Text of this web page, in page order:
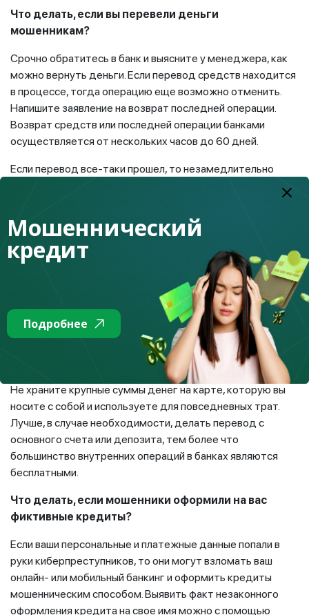
Что делать, если вы перевели деньги
мошенникам?
Срочно обратитесь в банк и выясните у менеджера, как
можно вернуть деньги. Если перевод средств находится
в процессе, тогда операцию еще возможно отменить.
Напишите заявление на возврат последней операции.
Возврат средств или последней операции банками
осуществляется от нескольких часов до 60 дней.
Если перевод все-таки прошел, то незамедлительно
со статьей 9 ГК РК обратиться с исковым заявлением в
суд на мошеннические действия третьих лиц.
Также знайте, что технические платежи банков хорошо
защищены. Основной упор мошенники делают не на взлом
технической безопасности банков, а на доверчивости
граждан. Подключите SMS или push-оповещения, чтобы
отследить все операции по счетам. Так вы сможете
оперативно отреагировать на действия мошенников, а
время в этом случае очень важно.
Не храните крупные суммы денег на карте, которую вы
носите с собой и используете для повседневных трат.
Лучше, в случае необходимости, делать перевод с
основного счета или депозита, тем более что
большинство внутренних операций в банках являются
бесплатными.
Что делать, если мошенники оформили на вас
фиктивные кредиты?
Если ваши персональные и платежные данные попали в
руки киберпреступников, то они могут взломать ваш
онлайн- или мобильный банкинг и оформить кредиты
мошенническим способом. Выявить факт незаконного
оформления кредита на свое имя можно с помощью
Мошеннический
кредит
Подробнее